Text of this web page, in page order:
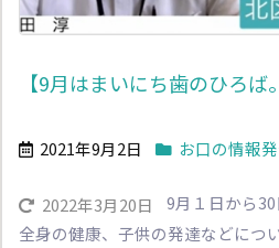
【9月はまいにち歯のひろば
2021年9月2日 お口の情報
2022年3月20日
9月１日から
全身の健康、子供の発達などにつ